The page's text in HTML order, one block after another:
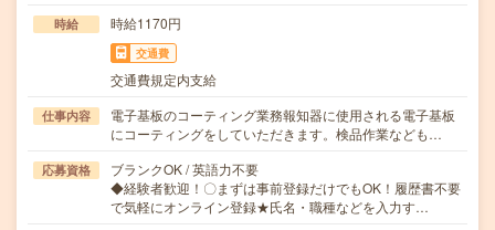
時給 時給1170円
交通費
交通費規定内支給
仕事内容
電子基板のコーティング業務報知器に使用される電子基板
にコーティングをしていただきます。検品作業なども…
応募資格
ブランクOK / 英語力不要
◆経験者歓迎！〇まずは事前登録だけでもOK！履歴書不要
で気軽にオンライン登録★氏名・職種などを入力す…